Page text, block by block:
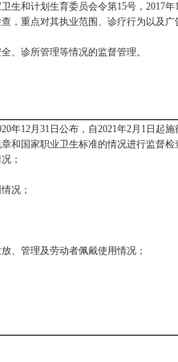
生和计划生育委员会令第15号，2017年
重点对其执业范围、诊疗行为以及
、诊所管理等情况的监督管理。
年12月31日公布，自2021年2月1日起施
和国家职业卫生标准的情况进行监督检
；
况；
、管理及劳动者佩戴使用情况；